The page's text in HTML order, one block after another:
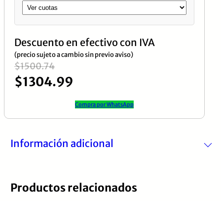
16GB
DDR5,
DISCO
SOLIDO
1TB
M.2,
cantidad
Descuento en efectivo con IVA
(precio sujeto a cambio sin previo aviso)
$1500.74
El
precio
era:
$1500.74.
$1304.99
El
precio
es:
$1304.99.
Compra por WhatsApp
Información adicional
Marca
Productos relacionados